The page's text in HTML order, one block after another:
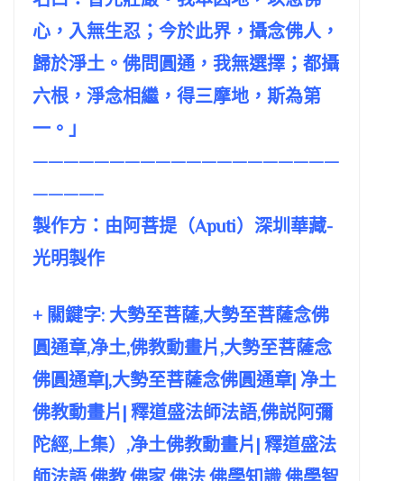
心，入無生忍；今於此界，攝念佛人，
歸於淨土。佛問圓通，我無選擇；都攝
六根，淨念相繼，得三摩地，斯為第
一。」
————————————————————
————–
製作方：由阿菩提（Aputi）深圳華藏­
光明製作
+ 關鍵字: 大勢至菩薩,大勢至菩薩念佛
圓通章,净土,佛教動畫片,大勢至菩薩念
佛圓通章|,大勢至菩薩念佛圓通章| 净土
佛教動畫片| 釋道盛法師法語,佛説阿彌
陀經,上集）,净土佛教動畫片| 釋道盛法
師法語,佛教,佛家,佛法,佛學知識,佛學智